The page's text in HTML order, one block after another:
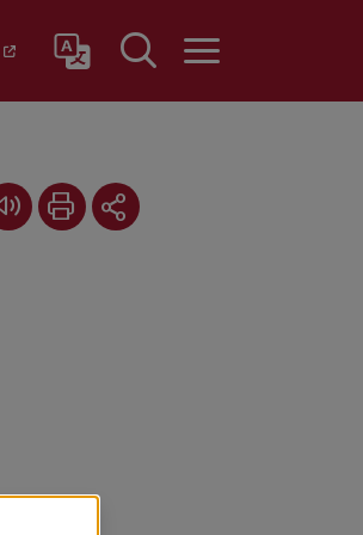
Länk till annan webbplats.
Meny